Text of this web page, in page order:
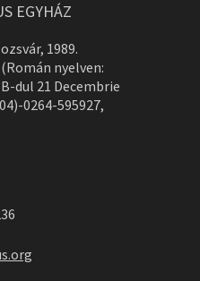
EGYHÁZ
1989.
(Román nyelven:
dul 21 Decembrie
0264-595927,